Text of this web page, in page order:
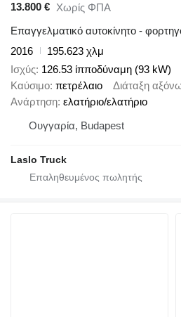
13.800 € Χωρίς ΦΠΑ
Επαγγελματικό αυτοκίνητο -
2016
195.623 χλμ
Ισχύς 126.53 ίπποδύναμη (93 kW)
Καύσιμο πετρέλαιο Διάταξη
Ανάρτηση ελατήριο/ελατήριο
Ουγγαρία, Budapest
Laslo Truck